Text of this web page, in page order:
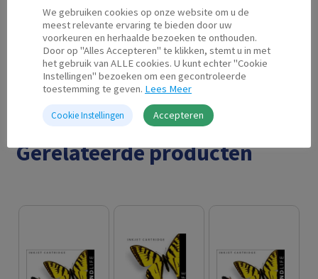
Aanvullende informatie
Inhoud 200 ml
Gerelateerde producten
We gebruiken cookies op onze website om u de
meest relevante ervaring te bieden door uw
voorkeuren en herhaalde bezoeken te onthouden.
Door op "Alles Accepteren" te klikken, stemt u in met
het gebruik van ALLE cookies. U kunt echter "Cookie
Instellingen" bezoeken om een gecontroleerde
toestemming te geven. Lees Meer
Cookie Instellingen Accepteren